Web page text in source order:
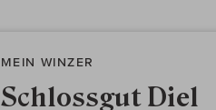
MEIN WINZER
Schlossgut Diel